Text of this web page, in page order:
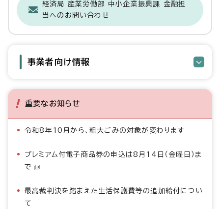
経済局 産業労働部 中小企業振興課 金融担
当へのお問い合わせ
事業者向け情報
重要なお知らせ
令和8年10月から、粗大ごみの対象が変わります
プレミアム付電子商品券の申込は8月14日（金曜日）ま
で
最高裁判決を踏まえた生活保護費等の追加給付につい
て